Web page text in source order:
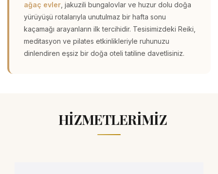
ağaç evler , jakuzili bungalovlar ve huzur dolu doğa
yürüyüşü rotalarıyla unutulmaz bir hafta sonu
kaçamağı arayanların ilk tercihidir. Tesisimizdeki Reiki,
meditasyon ve pilates etkinlikleriyle ruhunuzu
dinlendiren eşsiz bir doğa oteli tatiline davetlisiniz.
HİZMETLERİMİZ